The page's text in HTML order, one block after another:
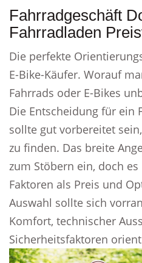
Fahrradgeschäft
Fahrradladen
Die perfekte
E-Bike-Käufer. Worauf
Fahrrads oder E-Bikes
Die Entscheidung für ein
sollte gut vorbereitet
zu finden. Das breite
zum Stöbern ein, doch
Faktoren als Preis und
Auswahl sollte sich
Komfort, technischer
Sicherheitsfaktoren